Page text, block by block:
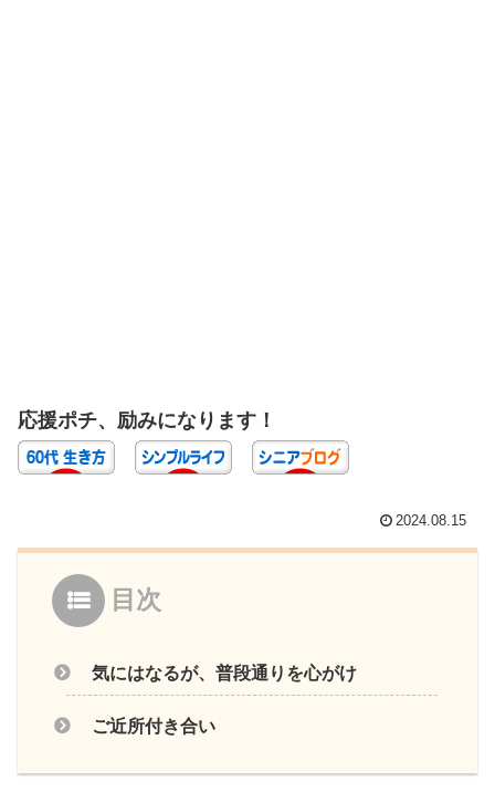
応援ポチ、励みになります！
2024.08.15
目次
気にはなるが、普段通りを心がけ
ご近所付き合い